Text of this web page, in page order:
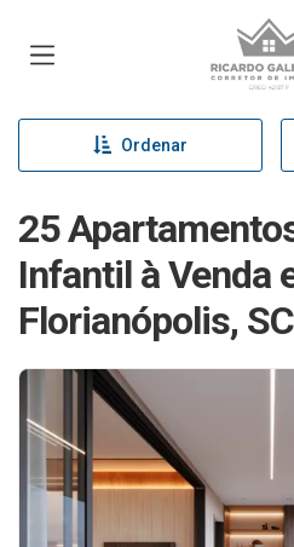
Página
Ordenar
25
Infantil à Venda
Florianópolis, SC